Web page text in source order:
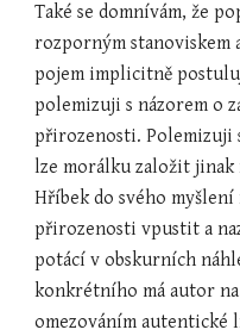
Také se domnívám, že
rozporným
pojem implicitně
polemizuji s názorem o
přirozenosti. Polemizuji
lze morálku založit
Hříbek do svého myšlení
přirozenosti vpustit a
potácí v obskurních
konkrétního má autor na
omezováním autentické